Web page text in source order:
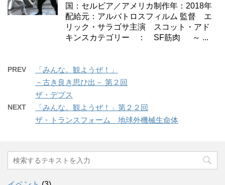
国：セルビア／アメリカ制作年：2018年
配給元：アルバトロスフィルム 監督 エ
リック・サラゴサ主演 スコット・アド
キンスカテゴリー ： SF筋肉 ～ ...
PREV
「みんな。観ようぜ！」
－古き良き思ひ出－ 第２回
ザ・デプス
NEXT
「みんな。観ようぜ！」第２２回
ザ・トランスフォーム 地球外機械生命体